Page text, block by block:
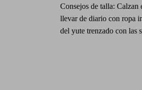
Consejos de talla:
llevar de diario con ropa
del yute trenzado con las